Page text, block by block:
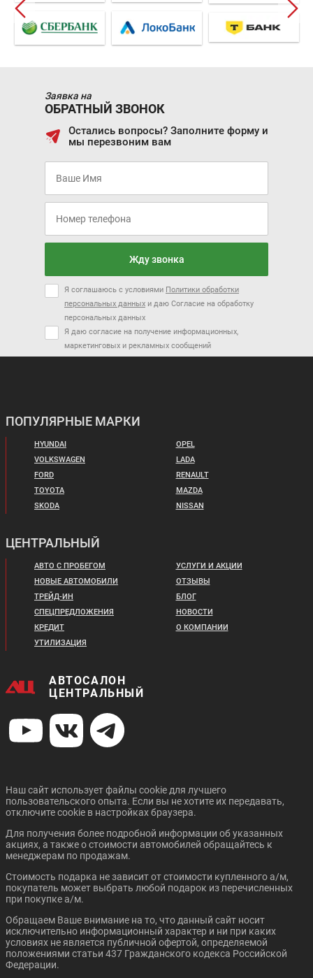
Заявка на
ОБРАТНЫЙ ЗВОНОК
Остались вопросы? Заполните форму и
мы перезвоним вам
Жду звонка
Я соглашаюсь с условиями Политики обработки
персональных данных и даю Согласие на обработку
персональных данных
Я даю согласие на получение информационных,
маркетинговых и рекламных сообщений
ПОПУЛЯРНЫЕ МАРКИ
HYUNDAI
VOLKSWAGEN
FORD
TOYOTA
SKODA
OPEL
LADA
RENAULT
MAZDA
NISSAN
ЦЕНТРАЛЬНЫЙ
АВТО С ПРОБЕГОМ
НОВЫЕ АВТОМОБИЛИ
ТРЕЙД-ИН
СПЕЦПРЕДЛОЖЕНИЯ
КРЕДИТ
УТИЛИЗАЦИЯ
УСЛУГИ И АКЦИИ
ОТЗЫВЫ
БЛОГ
НОВОСТИ
О КОМПАНИИ
АВТОСАЛОН
ЦЕНТРАЛЬНЫЙ
Наш сайт использует файлы cookie для лучшего
пользовательского опыта. Если вы не хотите их передавать,
отключите cookie в настройках браузера.
Для получения более подробной информации об указанных
акциях, а также о стоимости автомобилей обращайтесь к
менеджерам по продажам.
Стоимость подарка не зависит от стоимости купленного а/м,
покупатель может выбрать любой подарок из перечисленных
при покупке а/м.
Обращаем Ваше внимание на то, что данный сайт носит
исключительно информационный характер и ни при каких
условиях не является публичной офертой, определяемой
положениями статьи 437 Гражданского кодекса Российской
Федерации.